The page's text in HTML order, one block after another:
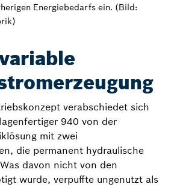
Energiebedarfs ein. (Bild:
verabschiedet sich
940 von der
mit zwei
die permanent hydraulische
davon nicht von den
wurde, verpuffte ungenutzt als